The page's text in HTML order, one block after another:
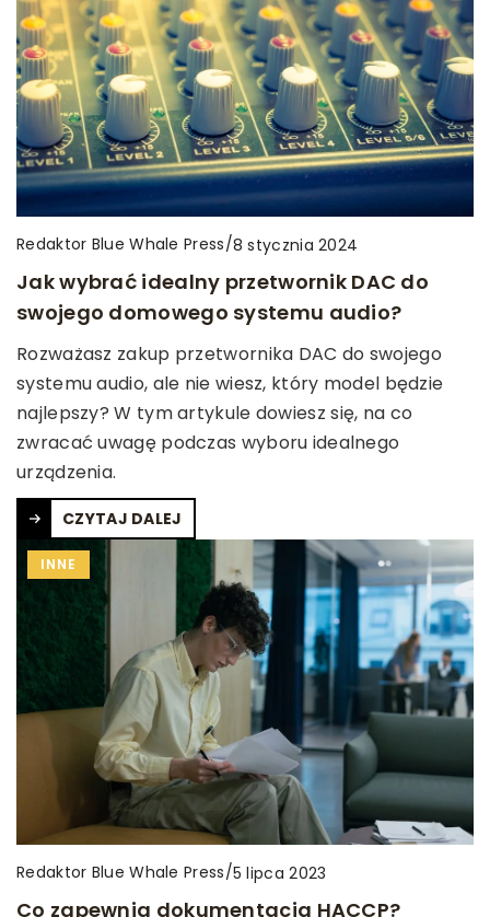
Redaktor Blue Whale Press/8 stycznia 2024
Jak wybrać idealny przetwornik DAC do
swojego domowego systemu audio?
Rozważasz zakup przetwornika DAC do swojego
systemu audio, ale nie wiesz, który model będzie
najlepszy? W tym artykule dowiesz się, na co
zwracać uwagę podczas wyboru idealnego
urządzenia.
CZYTAJ DALEJ
INNE
Redaktor Blue Whale Press/5 lipca 2023
Co zapewnia dokumentacja HACCP?